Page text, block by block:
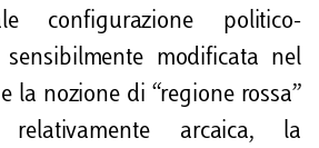
configurazione politico-
modificata nel
la nozione di “regione rossa”
arcaica, la